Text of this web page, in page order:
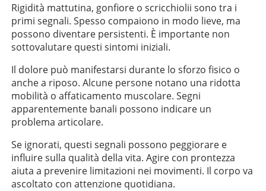
Rigidità mattutina, gonfiore o scricchiolii sono tra i
primi segnali. Spesso compaiono in modo lieve, ma
possono diventare persistenti. È importante non
sottovalutare questi sintomi iniziali.
Il dolore può manifestarsi durante lo sforzo fisico o
anche a riposo. Alcune persone notano una ridotta
mobilità o affaticamento muscolare. Segni
apparentemente banali possono indicare un
problema articolare.
Se ignorati, questi segnali possono peggiorare e
influire sulla qualità della vita. Agire con prontezza
aiuta a prevenire limitazioni nei movimenti. Il corpo va
ascoltato con attenzione quotidiana.